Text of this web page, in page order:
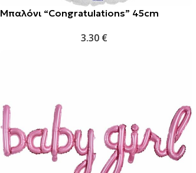
Μπαλόνι “Congratulations” 45cm
3.30 €